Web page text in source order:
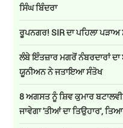
ਸਿੰਘ ਬਿੰਦਰਾ
ਰੂਪਨਗਰ! SIR ਦਾ ਪਹਿਲਾ
ਲੰਬੇ ਇੰਤਜ਼ਾਰ ਮਗਰੋਂ ਨੰਬਰਦਾਰਾਂ
ਯੂਨੀਅਨ ਨੇ ਜਤਾਇਆ ਸੰਤੋਖ
8 ਅਗਸਤ ਨੂੰ ਸ਼ਿਵ ਕੁਮਾਰ
ਜਾਵੇਗਾ 'ਤੀਆਂ ਦਾ ਤਿਉਹਾਰ',